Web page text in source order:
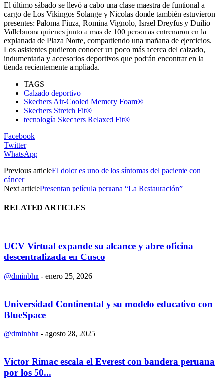
El último sábado se llevó a cabo una clase maestra de funtional a
cargo de Los Vikingos Solange y Nicolas donde también estuvieron
presentes: Paloma Fiuza, Romina Vignolo, Israel Dreyfus y Duilio
Vallebuona quienes junto a mas de 100 personas entrenaron en la
explanada de Plaza Norte, compartiendo una mañana de ejercicios.
Los asistentes pudieron conocer un poco más acerca del calzado,
indumentaria y accesorios deportivos que podrán encontrar en la
tienda recientemente ampliada.
TAGS
Calzado deportivo
Skechers Air-Cooled Memory Foam®
Skechers Stretch Fit®
tecnología Skechers Relaxed Fit®
Facebook
Twitter
WhatsApp
Previous articleEl dolor es uno de los síntomas del paciente con
cáncer
Next articlePresentan película peruana “La Restauración”
RELATED ARTICLES
UCV Virtual expande su alcance y abre oficina
descentralizada en Cusco
@dminbhn - enero 25, 2026
Universidad Continental y su modelo educativo con
BlueSpace
@dminbhn - agosto 28, 2025
Víctor Rímac escala el Everest con bandera peruana
por los 50...